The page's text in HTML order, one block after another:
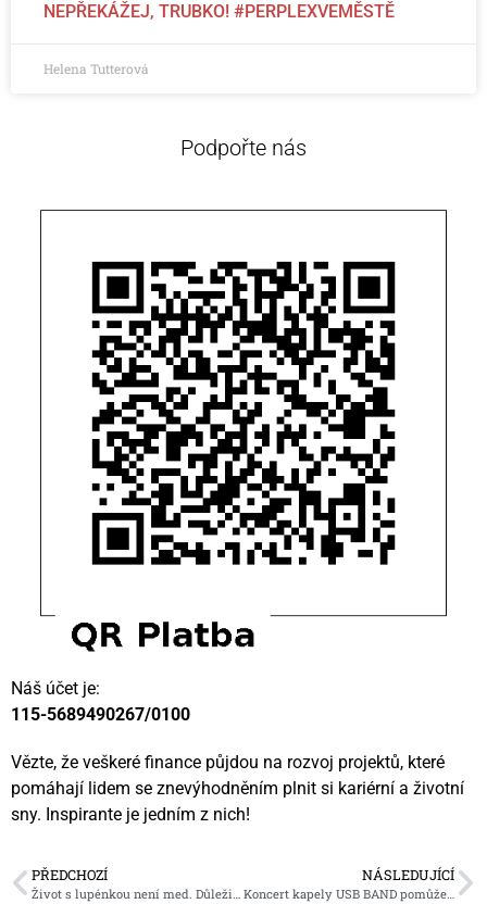
NEPŘEKÁŽEJ, TRUBKO! #PERPLEXVEMĚSTĚ
Helena Tutterová
Podpořte nás
Náš účet je:
115-5689490267/0100
Vězte, že veškeré finance půjdou na rozvoj projektů, které
pomáhají lidem se znevýhodněním plnit si kariérní a životní
sny. Inspirante je jedním z nich!
PŘEDCHOZÍ
Život s lupénkou není med. Důležité je, aby člověk nebyl sám. Jako Lukáš Navara
NÁSLEDUJÍCÍ
Koncert kapely USB BAND pomůže dívce s kombinovaným postižením